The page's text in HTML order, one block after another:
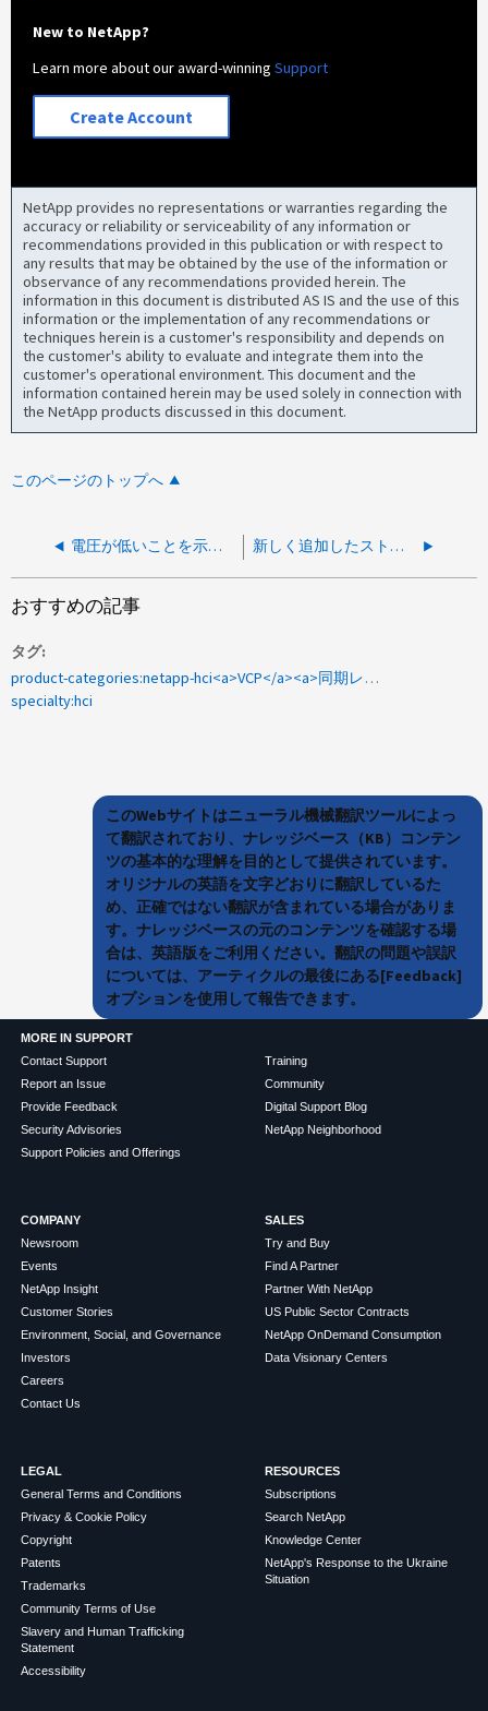
New to NetApp?
Learn more about our award-winningSupport
Create Account
NetApp provides no representations or warranties regarding the
accuracy or reliability or serviceability of any information or
recommendations provided in this publication or with respect to
any results that may be obtained by the use of the information or
observance of any recommendations provided herein. The
information in this document is distributed AS IS and the use of this
information or the implementation of any recommendations or
techniques herein is a customer's responsibility and depends on
the customer's ability to evaluate and integrate them into the
customer's operational environment. This document and the
information contained herein may be used solely in connection with
the NetApp products discussed in this document.
このページのトップへ
電圧が低いことを示す重大度の低い H410C ノードのアラートです 新しく追加したストレージノードからホスト上のボリュームに到達できません
おすすめの記事
タグ
product-categories:netapp-hci<a>VCP</a><a>同期レプリケーションエラー</a><a>ボリュームサイズ</a>
specialty:hci
このWebサイトはニューラル機械翻訳ツールによっ
て翻訳されており、ナレッジベース（KB）コンテン
ツの基本的な理解を目的として提供されています。
オリジナルの英語を文字どおりに翻訳しているた
め、正確ではない翻訳が含まれている場合がありま
す。ナレッジベースの元のコンテンツを確認する場
合は、英語版をご利用ください。翻訳の問題や誤訳
については、アーティクルの最後にある[Feedback]
オプションを使用して報告できます。
MORE IN SUPPORT
Contact Support
Report an Issue
Provide Feedback
Security Advisories
Support Policies and Offerings
Training
Community
Digital Support Blog
NetApp Neighborhood
COMPANY
Newsroom
Events
NetApp Insight
Customer Stories
Environment, Social, and Governance
Investors
Careers
Contact Us
SALES
Try and Buy
Find A Partner
Partner With NetApp
US Public Sector Contracts
NetApp OnDemand Consumption
Data Visionary Centers
LEGAL
General Terms and Conditions
Privacy & Cookie Policy
Copyright
Patents
Trademarks
Community Terms of Use
Slavery and Human Trafficking
Statement
Accessibility
RESOURCES
Subscriptions
Search NetApp
Knowledge Center
NetApp's Response to the Ukraine
Situation